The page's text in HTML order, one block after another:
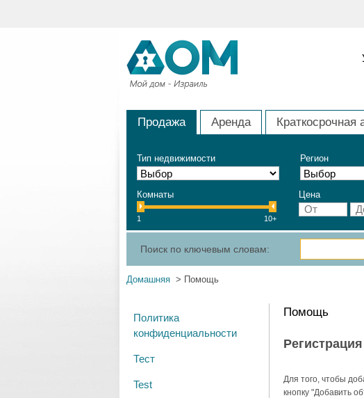
Продажа Аренда Краткосрочная
Тип недвижимости Регион
Комнаты
1 10+
Цена
Поиск по ключевым словам:
Домашняя > Помощь
Политика
конфиденциальности
Тест
Test
Помощь
Для того, чтобы
кнопку "Добавить